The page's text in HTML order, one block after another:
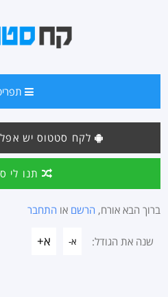
לקח סטטוס יש
תנו לי
ברוך הבא אורח, הרשם או התחבר
שנה את הגודל: א- א+